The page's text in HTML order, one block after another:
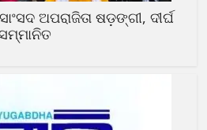
ଅପରାଜିତା ଷଡ଼ଙ୍ଗୀ, ଦୀର୍ଘ